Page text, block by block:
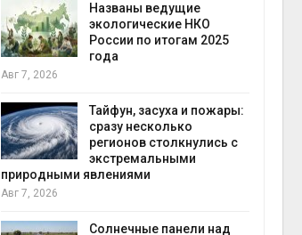
Названы ведущие
экологические НКО
России по итогам 2025
года
Авг 7, 2026
Тайфун, засуха и пожары:
сразу несколько
регионов столкнулись с
экстремальными
природными явлениями
Авг 7, 2026
Солнечные панели над